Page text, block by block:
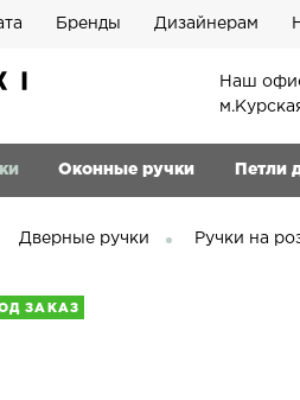
Бренды Дизайнерам
Наш
Оконные ручки Петли
Дверные ручки Ручки на
ЗАКАЗ